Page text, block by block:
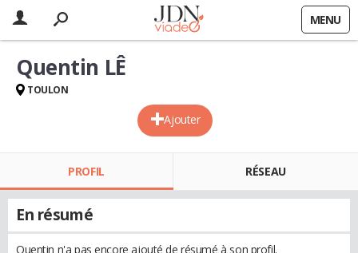
MENU
Ajouter
Quentin LÊ
TOULON
PROFIL RÉSEAU
En résumé
Quentin n'a pas encore ajouté de résumé à son profil.